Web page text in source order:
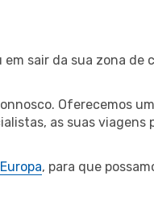
sair da sua zona de
Oferecemos
as suas viagens
, para que